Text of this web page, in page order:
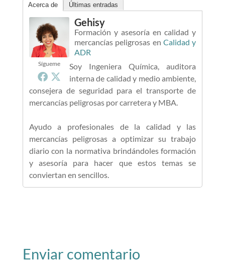
Acerca de Últimas entradas
Sígueme
Gehisy
Formación y asesoría en calidad y
mercancías peligrosas en Calidad y
ADR
Soy Ingeniera Química, auditora
interna de calidad y medio ambiente,
consejera de seguridad para el transporte de
mercancías peligrosas por carretera y MBA.
Ayudo a profesionales de la calidad y las
mercancías peligrosas a optimizar su trabajo
diario con la normativa brindándoles formación
y asesoría para hacer que estos temas se
conviertan en sencillos.
Enviar comentario